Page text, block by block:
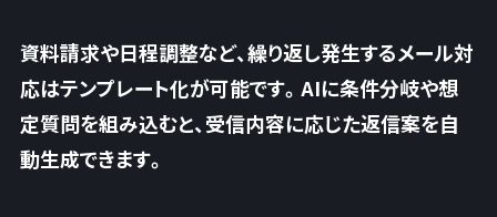
資料請求や日程調整など、繰り返し発生するメール対
応はテンプレート化が可能です。AIに条件分岐や想
定質問を組み込むと、受信内容に応じた返信案を自
動生成できます。